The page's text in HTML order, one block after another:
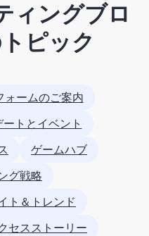
ィングブロ
ピック
ームのご案内
トとイベント
ゲームハブ
グ戦略
ト＆トレンド
セスストーリー